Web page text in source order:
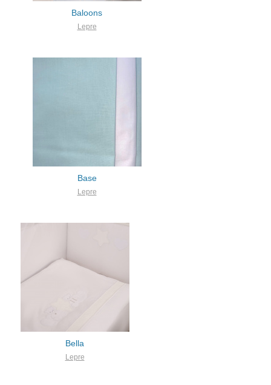
Baloons
Lepre
Base
Lepre
Bella
Lepre